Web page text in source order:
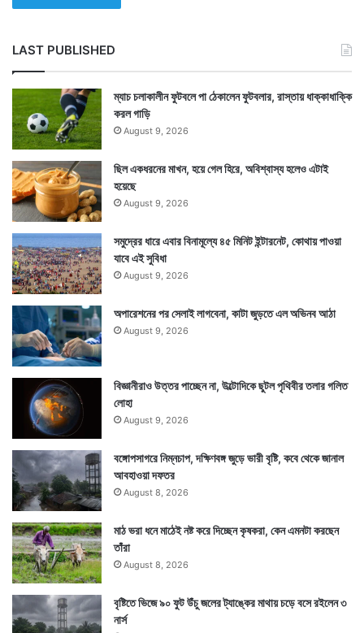
LAST PUBLISHED
ম্যাচ চলাকালীন ফুটবলে পা ঠেকালেন ফুটবলার, রাস্তায় ধাক্কাধাক্কি
করল গাড়ি
August 9, 2026
ছিল একধরনের মাখন, হয়ে গেল হিরে, অবিশ্বাস্য হলেও এটাই
হয়েছে
August 9, 2026
সমুদ্রের ধারে এবার বিনামূল্যে ৪৫ মিনিট ইন্টারনেট, কোথায় পাওয়া
যাবে এই সুবিধা
August 9, 2026
অপারেশনের পর সেলাই লাগবেনা, কাটা জুড়তে এল অভিনব আঠা
August 9, 2026
বিজ্ঞানীরাও উত্তর পাচ্ছেন না, উল্টোদিকে ছুটল পৃথিবীর তলার গলিত
লোহা
August 9, 2026
বঙ্গোপসাগরে নিম্নচাপ, দক্ষিণবঙ্গ জুড়ে ভারী বৃষ্টি, কবে থেকে জানাল
আবহাওয়া দফতর
August 8, 2026
মাঠ ভরা ধনে মাঠেই নষ্ট করে দিচ্ছেন কৃষকরা, কেন এমনটা করছেন
তাঁরা
August 8, 2026
বৃষ্টিতে ভিজে ৯০ ফুট উঁচু জলের ট্যাঙ্কের মাথায় চড়ে বসে রইলেন ৩
নার্স